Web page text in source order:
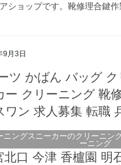
ショップです。靴修理合鍵
9月3日
ングスニーカーのクリーニン
ーニング
ツ かばん バッグ
ー クリーニング 靴
ワン 求人募集 転職
口 今津 香櫨園 明